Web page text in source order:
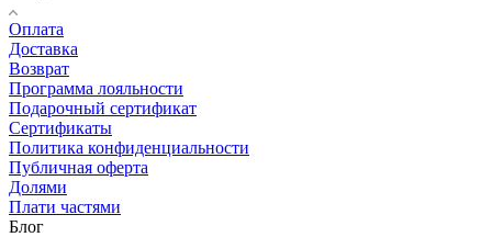
Оплата
Доставка
Возврат
Программа лояльности
Подарочный сертификат
Сертификаты
Политика конфиденциальности
Публичная оферта
Долями
Плати частями
Блог